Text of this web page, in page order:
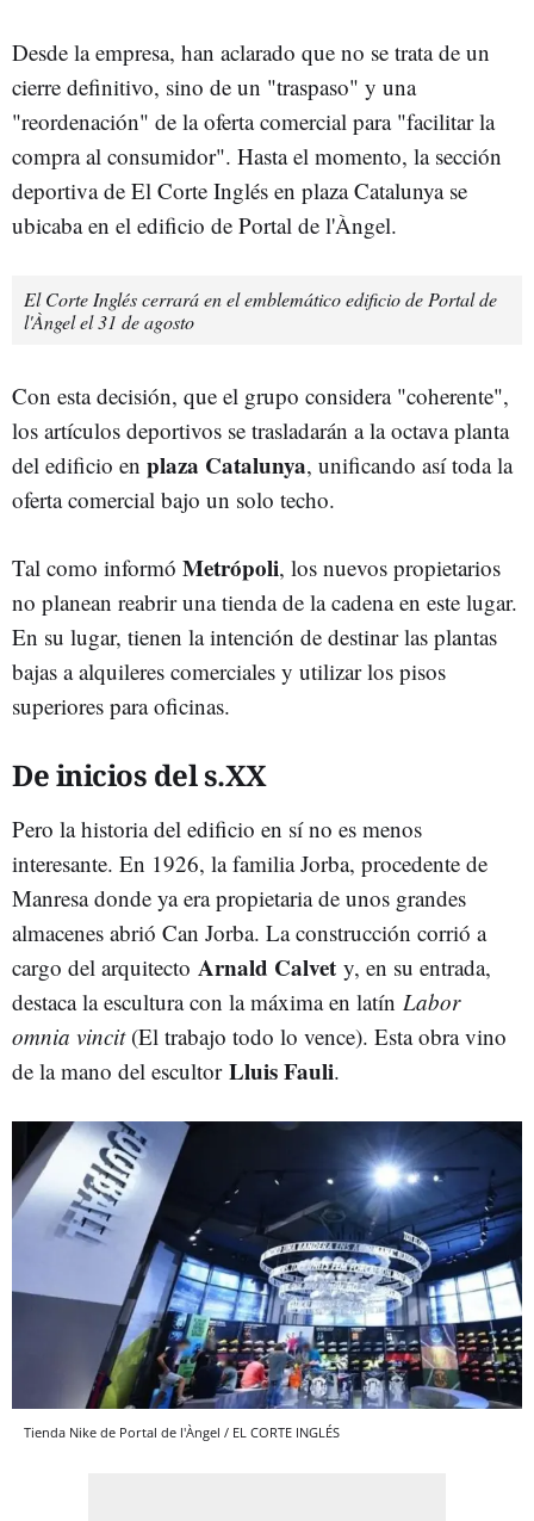
Desde la empresa, han aclarado que no se trata de un
cierre definitivo, sino de un "traspaso" y una
"reordenación" de la oferta comercial para "facilitar la
compra al consumidor". Hasta el momento, la sección
deportiva de El Corte Inglés en plaza Catalunya se
ubicaba en el edificio de Portal de l'Àngel.
El Corte Inglés cerrará en el emblemático edificio de Portal de
l'Àngel el 31 de agosto
Con esta decisión, que el grupo considera "coherente",
los artículos deportivos se trasladarán a la octava planta
del edificio en plaza Catalunya, unificando así toda la
oferta comercial bajo un solo techo.
Tal como informó Metrópoli, los nuevos propietarios
no planean reabrir una tienda de la cadena en este lugar.
En su lugar, tienen la intención de destinar las plantas
bajas a alquileres comerciales y utilizar los pisos
superiores para oficinas.
De inicios del s.XX
Pero la historia del edificio en sí no es menos
interesante. En 1926, la familia Jorba, procedente de
Manresa donde ya era propietaria de unos grandes
almacenes abrió Can Jorba. La construcción corrió a
cargo del arquitecto Arnald Calvet y, en su entrada,
destaca la escultura con la máxima en latín Labor
omnia vincit (El trabajo todo lo vence). Esta obra vino
de la mano del escultor Lluis Fauli.
Tienda Nike de Portal de l'Àngel / EL CORTE INGLÉS